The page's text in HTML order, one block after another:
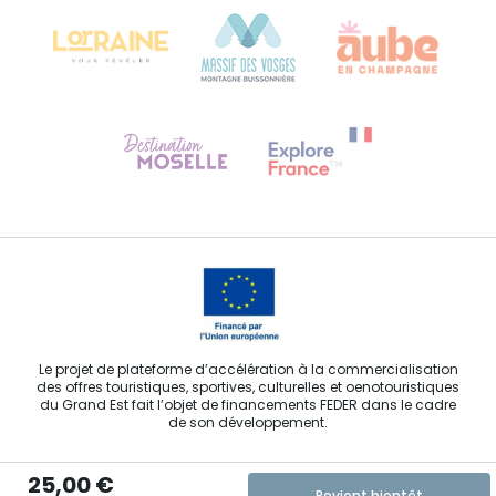
25,00 €
Contactez-nous
Le projet de plateforme d’accélération à la commercialisation
des offres touristiques, sportives, culturelles et oenotouristiques
du Grand Est fait l’objet de financements FEDER dans le cadre
de son développement.